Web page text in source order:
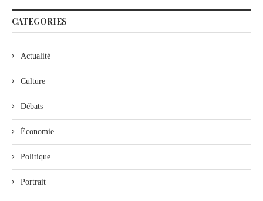
CATEGORIES
Actualité
Culture
Débats
Économie
Politique
Portrait